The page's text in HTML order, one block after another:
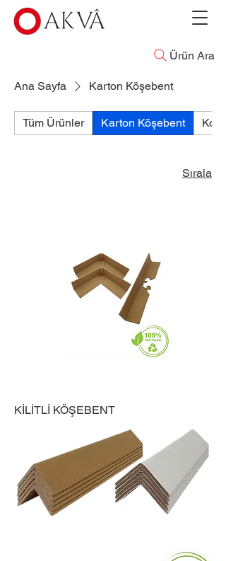
Ürün Ara
Ana Sayfa Karton Köşebent
Tüm Ürünler Karton Köşebent Koli
Sırala
KİLİTLİ KÖŞEBENT